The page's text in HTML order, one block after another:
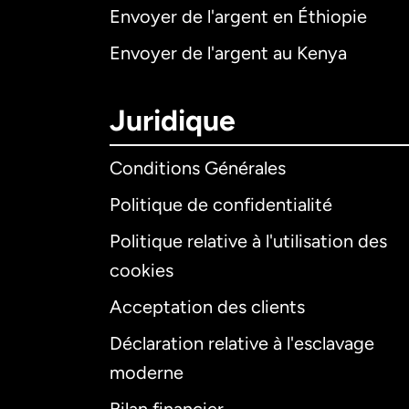
Envoyer de l'argent en Éthiopie
Envoyer de l'argent au Kenya
Juridique
Conditions Générales
Politique de confidentialité
Politique relative à l'utilisation des
cookies
Acceptation des clients
Déclaration relative à l'esclavage
moderne